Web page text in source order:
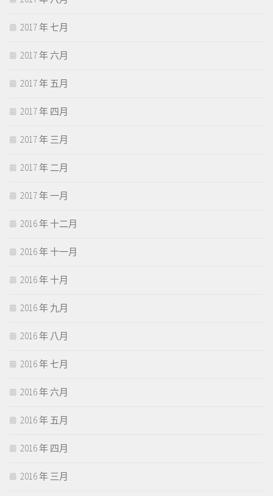
2017 年 七月
2017 年 六月
2017 年 五月
2017 年 四月
2017 年 三月
2017 年 二月
2017 年 一月
2016 年 十二月
2016 年 十一月
2016 年 十月
2016 年 九月
2016 年 八月
2016 年 七月
2016 年 六月
2016 年 五月
2016 年 四月
2016 年 三月